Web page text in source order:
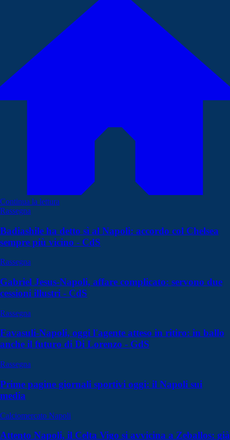
Continua la lettura
Rassegna
Badiashile ha detto sì al Napoli: accordo col Chelsea
sempre più vicino - CdS
Rassegna
Gabriel Jesus-Napoli, affare complicato: servono due
cessioni illustri - CdS
Rassegna
Favasuli-Napoli, oggi l'agente atteso in ritiro: in ballo
anche il futuro di Di Lorenzo - GdS
Rassegna
Prime pagine giornali sportivi oggi: il Napoli sui
media
Calciomercato Napoli
Attento Napoli, il Celta Vigo si avvicina a Zeballos: già